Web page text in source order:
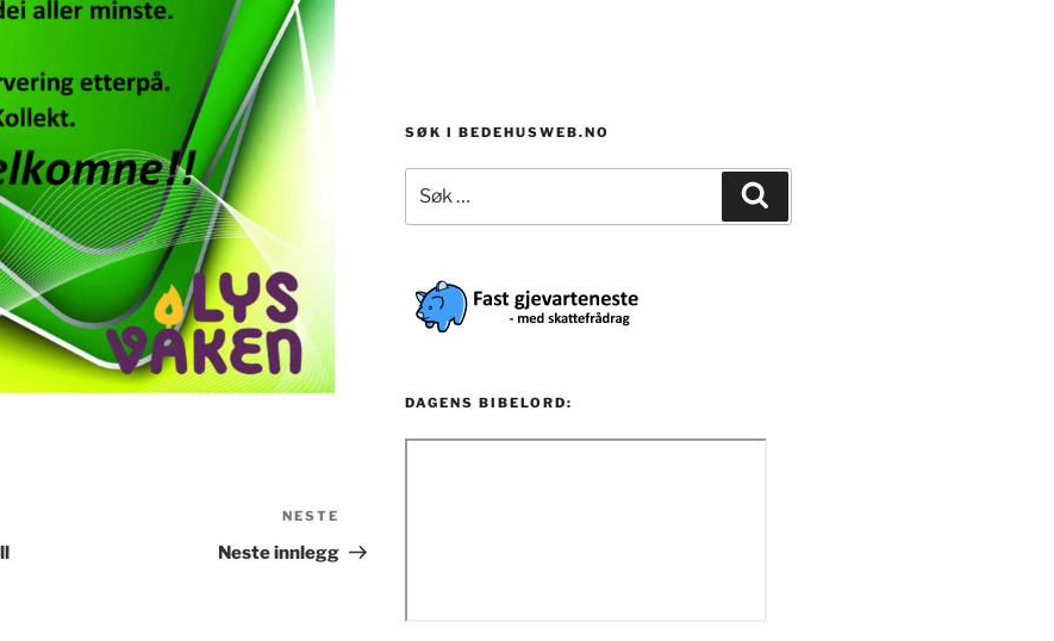
innlegg
NESTE
Neste innlegg
SØK I BEDEHUSWEB.NO
etter:
DAGENS BIBELORD: